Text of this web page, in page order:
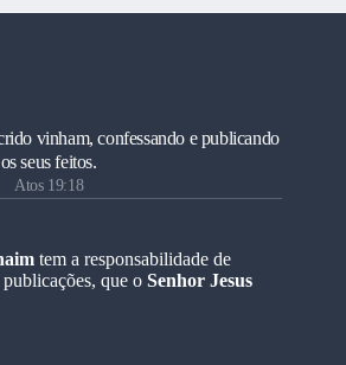
vinham, confessando e publicando
os seus feitos.
Atos 19:18
tem a responsabilidade de
publicações, que o Senhor Jesus